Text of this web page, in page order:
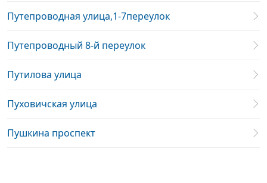
Путепроводная улица,1-7переулок
Путепроводный 8-й переулок
Путилова улица
Пуховичская улица
Пушкина проспект